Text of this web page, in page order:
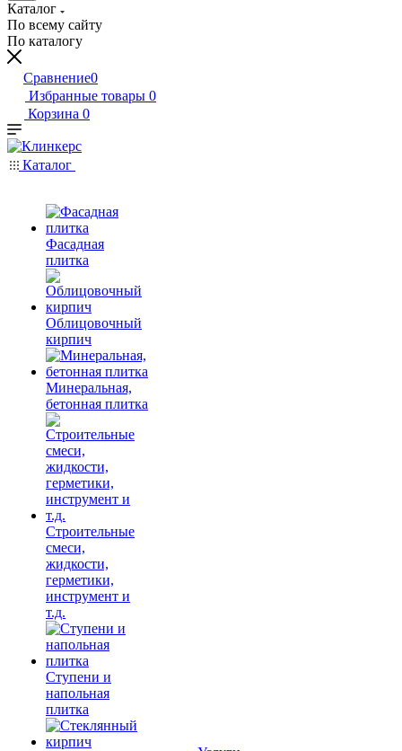
Каталог
По всему сайту
По каталогу
Сравнение0
Избранные товары 0
Корзина 0
Каталог
Фасадная
плитка
Облицовочный
кирпич
Минеральная,
бетонная плитка
Строительные
смеси,
жидкости,
герметики,
инструмент и
т.д.
Ступени и
напольная
плитка